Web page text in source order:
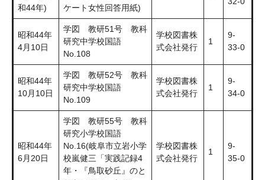
和44年)
ケート女性回答用紙)
昭和44年
4月10日
学図 教研51号 教科
研究中学校国語
No.108
学校図書株
式会社発行
1
9-
33-0
昭和44年
10月10日
学図 教研52号 教科
研究中学校国語
No.109
学校図書株
式会社発行
1
9-
34-0
昭和44年
6月20日
学図 教研55号 教科
研究小学校国語
No.16(岐阜市立岩小学
校嵐健三「実践記録4
年・『鳥取砂丘』のと
学校図書株
式会社発行
1
9-
35-0